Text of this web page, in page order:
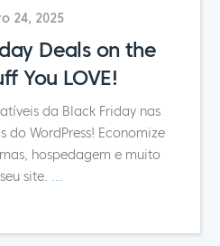
24, 2025
Deals on the
You LOVE!
da Black Friday nas
do WordPress! Economize
hospedagem e muito
site. ...